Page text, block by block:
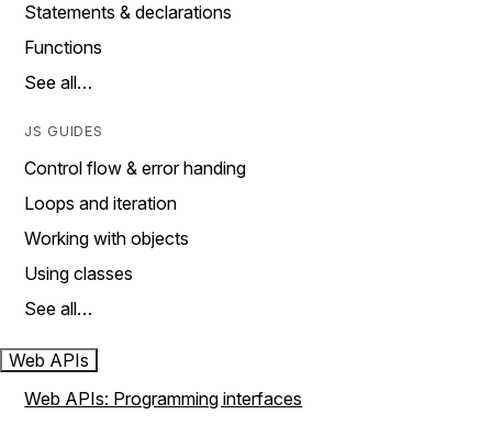
Statements & declarations
Functions
See all…
JS GUIDES
Control flow & error handing
Loops and iteration
Working with objects
Using classes
See all…
Web APIs
Web APIs: Programming interfaces